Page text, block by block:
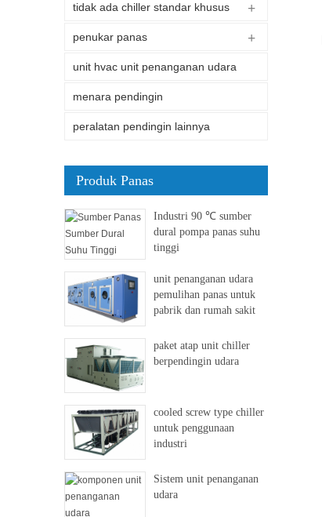
tidak ada chiller standar khusus
penukar panas
unit hvac unit penanganan udara
menara pendingin
peralatan pendingin lainnya
Produk Panas
Industri 90 ℃ sumber
dural pompa panas suhu
tinggi
unit penanganan udara
pemulihan panas untuk
pabrik dan rumah sakit
paket atap unit chiller
berpendingin udara
cooled screw type chiller
untuk penggunaan
industri
Sistem unit penanganan
udara